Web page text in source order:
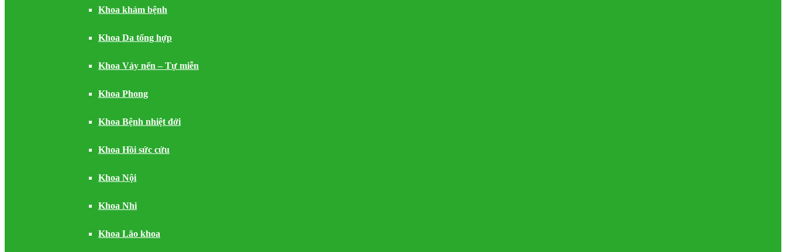
Khoa khám bệnh
Khoa Da tổng hợp
Khoa Vảy nến – Tự miễn
Khoa Phong
Khoa Bệnh nhiệt đới
Khoa Hồi sức cứu
Khoa Nội
Khoa Nhi
Khoa Lão khoa